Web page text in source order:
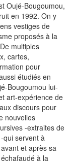
Oujé-Bougoumou,
en 1992. On y
vestiges de
proposés à la
multiples
cartes,
pour
étudiés en
Bougoumou lui-
art-expérience de
discours pour
nouvelles
-extraites de
qui servent à
et après sa
à la